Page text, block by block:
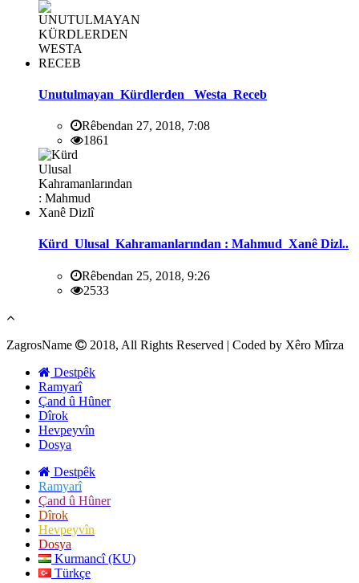
Unutulmayan Kürdlerden Westa Receb
Rêbendan 27, 2018, 7:08
1861
Kürd Ulusal Kahramanlarından : Mahmud Xanê Dizl..
Rêbendan 25, 2018, 9:26
2533
ZagrosName
2018, All Rights Reserved | Coded by Xêro Mîrza
Destpêk
Ramyarî
Çand û Hûner
Dîrok
Hevpeyvîn
Dosya
Destpêk
Ramyarî
Çand û Hûner
Dîrok
Hevpeyvîn
Dosya
Kurmancî (KU)
Türkçe